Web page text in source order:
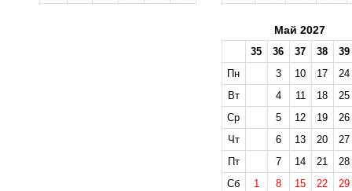
Май 2027
35 36 37 38
39
Пн
3 10 17
24
Вт
4 11 18
25
Ср
5 12 19
26
Чт
6 13 20
27
Пт
7 14 21
28
Сб
1 8 15 22
29